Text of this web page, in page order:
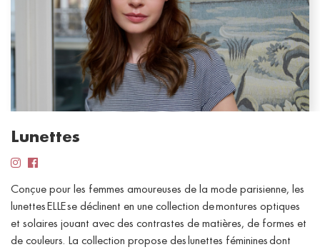
Lunettes
Conçue pour les femmes amoureuses de la mode parisienne, les
lunettes ELLE se déclinent en une collection de montures optiques
et solaires jouant avec des contrastes de matières, de formes et
de couleurs. La collection propose des lunettes féminines dont